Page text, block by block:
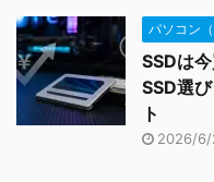
パソコン（
SSDは
SSD選
ト
2026/6/